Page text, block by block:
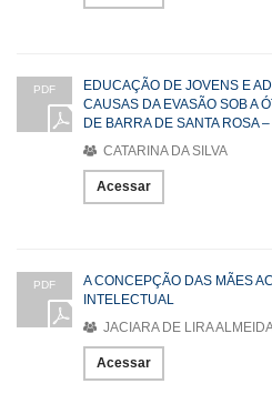
PDF
EDUCAÇÃO DE JOVENS E
CAUSAS DA EVASÃO SOB A
DE BARRA DE SANTA ROSA
CATARINA DA SILVA
Acessar
PDF
A CONCEPÇÃO DAS MÃES
INTELECTUAL
JACIARA DE LIRA
Acessar